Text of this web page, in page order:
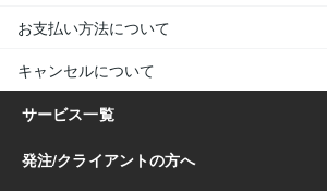
お支払い方法について
キャンセルについて